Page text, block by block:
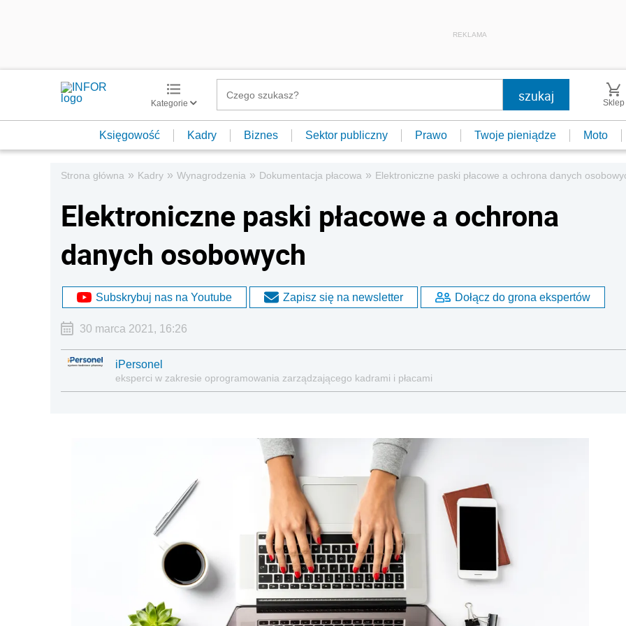
REKLAMA
Kategorie Sklep
Księgowość Kadry Biznes Sektor publiczny Prawo Twoje pieniądze Moto
Strona główna » Kadry » Wynagrodzenia » Dokumentacja płacowa » Elektroniczne paski płacowe a ochrona danych
Elektroniczne paski płacowe a ochrona
danych osobowych
Subskrybuj nas na Youtube Zapisz się na newsletter Dołącz do grona ekspertów
30 marca 2021, 16:26
iPersonel
eksperci w zakresie oprogramowania zarządzającego kadrami i płacami